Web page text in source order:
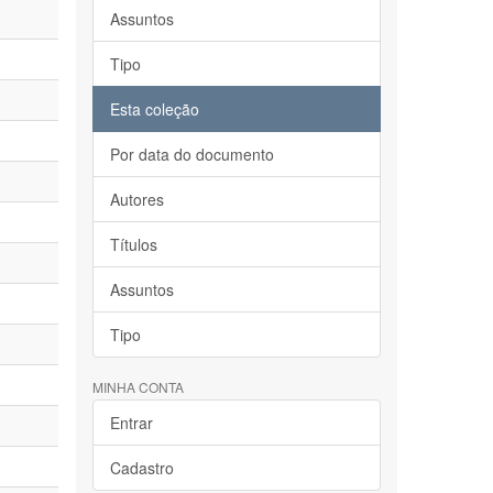
Assuntos
Tipo
Esta coleção
Por data do documento
Autores
Títulos
Assuntos
Tipo
MINHA CONTA
Entrar
Cadastro